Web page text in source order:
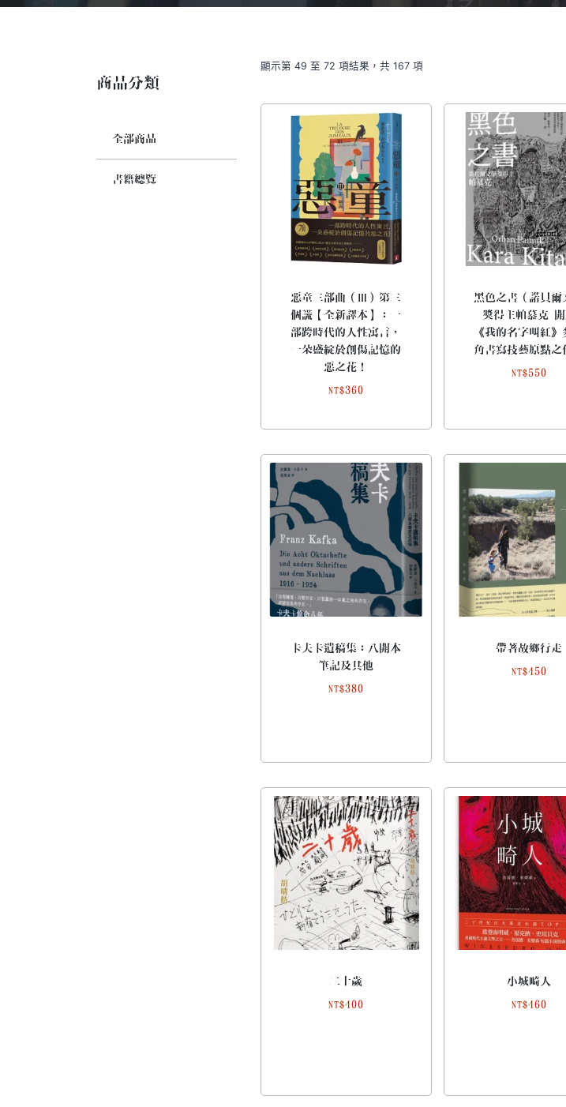
商品分類
全部商品
書籍總覽
顯示第 49 至 72 項結果，共 167 項
惡童三部曲（Ⅲ）第三
個謊【全新譯本】：一
部跨時代的人性寓言，
一朵盛綻於創傷記憶的
惡之花！
NT$360
黑色之書（諾貝爾
獎得主帕慕克
《我的名字叫紅》
角書寫技藝原點之
NT$550
卡夫卡遺稿集：八開本
筆記及其他
NT$380
帶著故鄉行走
NT$450
二十歲
NT$400
小城畸人
NT$460